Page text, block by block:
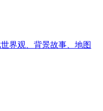
界观、背景故事、地图